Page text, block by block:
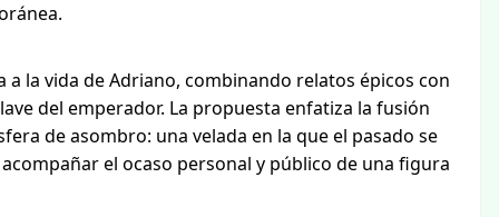
la vida de Adriano, combinando relatos épicos con
del emperador. La propuesta enfatiza la fusión
de asombro: una velada en la que el pasado se
el ocaso personal y público de una figura